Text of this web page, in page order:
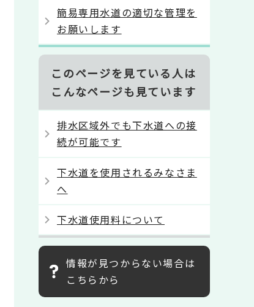
簡易専用水道の適切な管理を
お願いします
このページを見ている人は
こんなページも見ています
排水区域外でも下水道への接
続が可能です
下水道を使用されるみなさま
へ
下水道使用料について
情報が見つからない場合は
こちらから